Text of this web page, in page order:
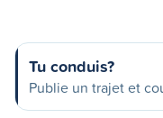
Tu conduis?
Publie un trajet et